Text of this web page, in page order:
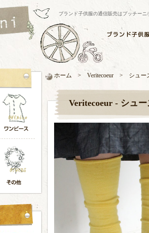
ブランド子供服の通信販売はプッチー
ホーム > Veritecoeur > シュー
Veritecoeur - シュー